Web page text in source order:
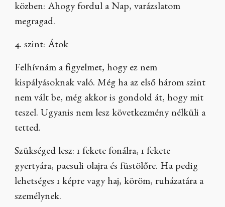
közben: Ahogy fordul a Nap, varázslatom
megragad.
4. szint: Átok
Felhívnám a figyelmet, hogy ez nem
kispályásoknak való. Még ha az első három szint
nem vált be, még akkor is gondold át, hogy mit
teszel. Ugyanis nem lesz következmény nélküli a
tetted.
Szükséged lesz: 1 fekete fonálra, 1 fekete
gyertyára, pacsuli olajra és füstölőre. Ha pedig
lehetséges 1 képre vagy haj, köröm, ruházatára a
személynek.